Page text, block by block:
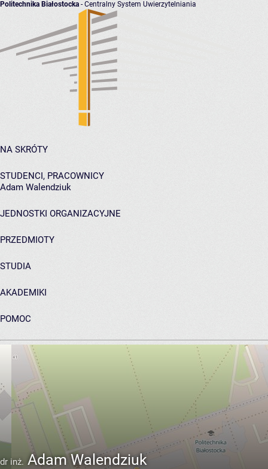
Politechnika Białostocka - Centralny System Uwierzytelniania
NA SKRÓTY
STUDENCI, PRACOWNICY
Adam Walendziuk
JEDNOSTKI ORGANIZACYJNE
PRZEDMIOTY
STUDIA
AKADEMIKI
POMOC
ARCHIWUM PRAC DYPLOMOWYCH
dr inż. Adam Walendziuk